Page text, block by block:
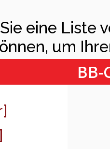
eine Liste
um